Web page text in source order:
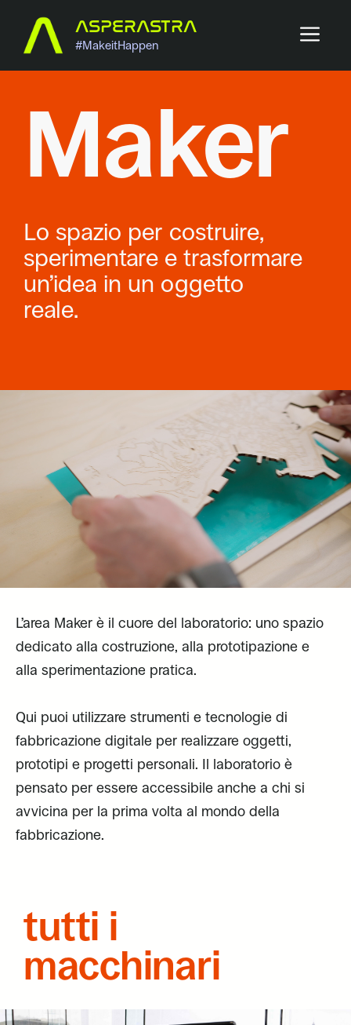
contenuto
ASPERASTRA
#MakeitHappen
Maker
Lo spazio per costruire,
sperimentare e trasformare
un’idea in un oggetto
reale.
L’area Maker è il cuore del laboratorio: uno spazio
dedicato alla costruzione, alla prototipazione e
alla sperimentazione pratica.
Qui puoi utilizzare strumenti e tecnologie di
fabbricazione digitale per realizzare oggetti,
prototipi e progetti personali. Il laboratorio è
pensato per essere accessibile anche a chi si
avvicina per la prima volta al mondo della
fabbricazione.
tutti i
macchinari